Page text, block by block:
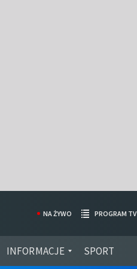
INFORMACJE SPORT
NA ŻYWO PROGRAM TV